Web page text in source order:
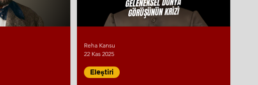
Eleştiri
Reha Kansu
22 Kas 2025